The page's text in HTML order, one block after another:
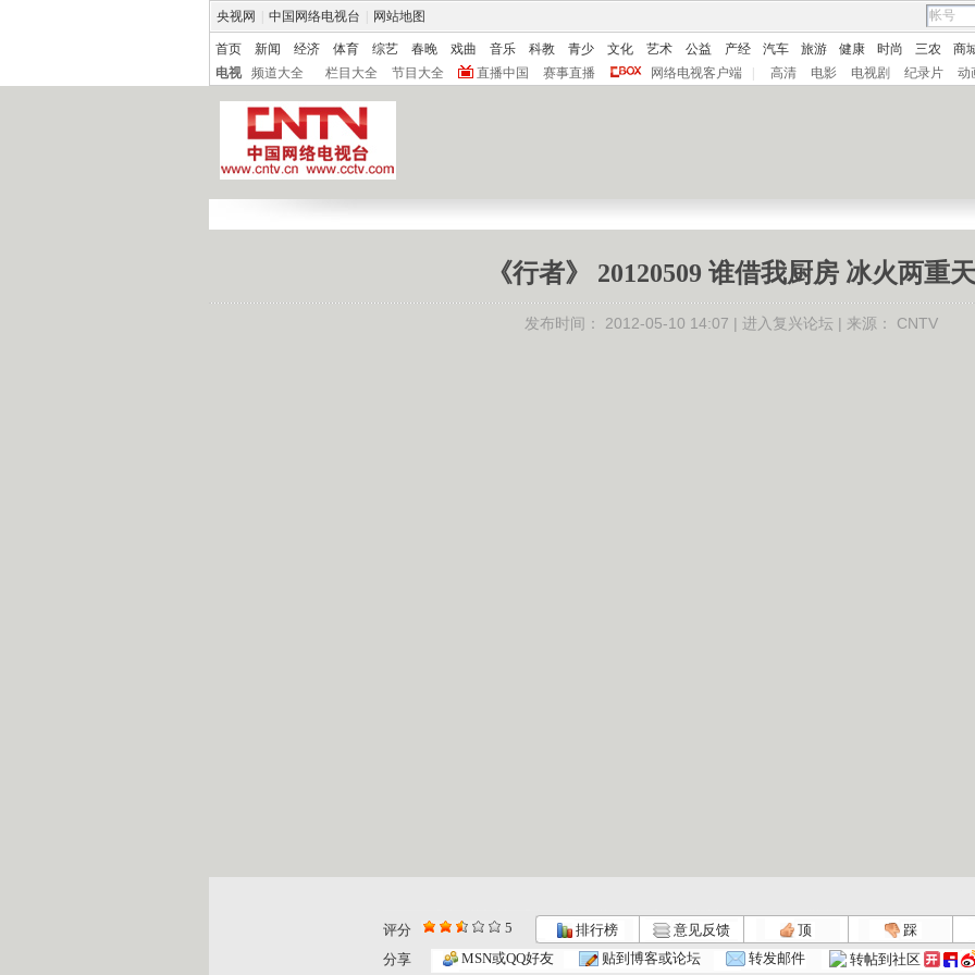
央视网 中国网络电视台 网站地图
首页 新闻 经济 体育 综艺 春晚 戏曲 音乐 科教 青少 文化 艺术 公益 产经 汽车 旅游 健康 时尚 三农
商
电视
频道大全 栏目大全 节目大全 直播中国 赛事直播 网络电视客户端 高清 电影 电视剧 纪录片 动
《行者》 20120509 谁借我厨房 冰火两重天
发布时间： 2012-05-10 14:07 | 进入复兴论坛 | 来源： CNTV
评分 5 排行榜 意见反馈 顶
踩
分享
MSN或QQ好友 贴到博客或论坛 转发邮件 转帖到社区